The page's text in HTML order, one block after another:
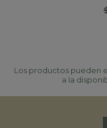
Los productos pueden
a la